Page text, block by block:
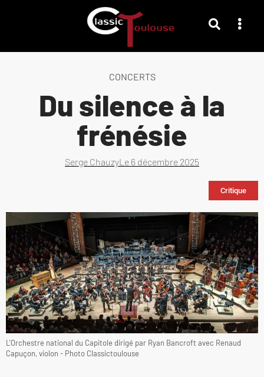
CONCERTS
Du silence à la
frénésie
Serge ChauzyLe 6 décembre 2025
Critique
L'Orchestre national du Capitole dirigé par Ryan Bancroft avec Renaud
Capuçon, violon - Photo Classictoulouse